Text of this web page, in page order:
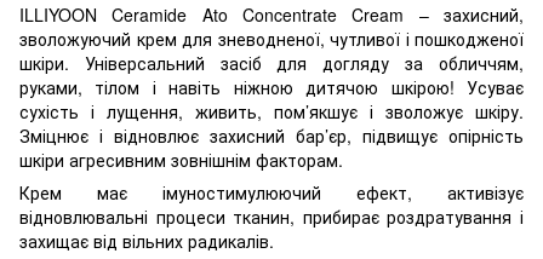
ILLIYOON Ceramide Ato Concentrate Cream – захисний,
зволожуючий крем для зневодненої, чутливої ​​і пошкодженої
шкіри. Універсальний засіб для догляду за обличчям,
руками, тілом і навіть ніжною дитячою шкірою! Усуває
сухість і лущення, живить, пом’якшує і зволожує шкіру.
Зміцнює і відновлює захисний бар’єр, підвищує опірність
шкіри агресивним зовнішнім факторам.
Крем має імуностимулюючий ефект, активізує
відновлювальні процеси тканин, прибирає роздратування і
захищає від вільних радикалів.